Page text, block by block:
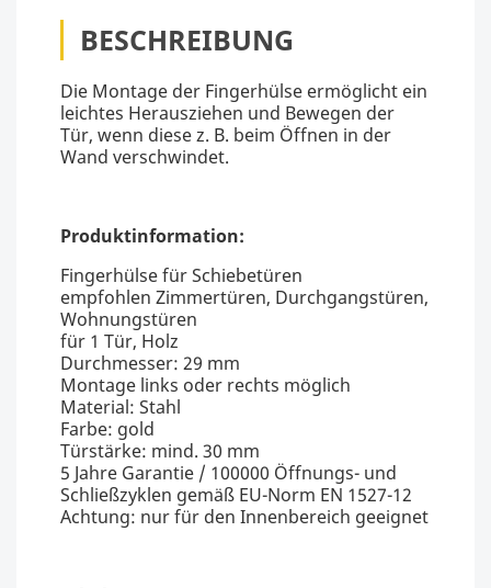
BESCHREIBUNG
Die Montage der Fingerhülse ermöglicht ein
leichtes Herausziehen und Bewegen der
Tür, wenn diese z. B. beim Öffnen in der
Wand verschwindet.
Produktinformation:
Fingerhülse für Schiebetüren
empfohlen Zimmertüren, Durchgangstüren,
Wohnungstüren
für 1 Tür, Holz
Durchmesser: 29 mm
Montage links oder rechts möglich
Material: Stahl
Farbe: gold
Türstärke: mind. 30 mm
5 Jahre Garantie / 100000 Öffnungs- und
Schließzyklen gemäß EU-Norm EN 1527-12
Achtung: nur für den Innenbereich geeignet